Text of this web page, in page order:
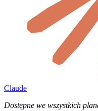
Claude
Dostępne we wszystkich